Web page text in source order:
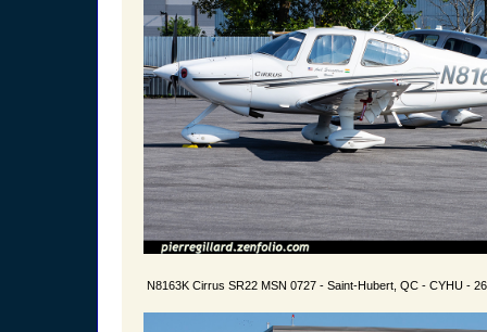
N8163K Cirrus SR22 MSN 0727 - Saint-Hubert, QC - CYHU -